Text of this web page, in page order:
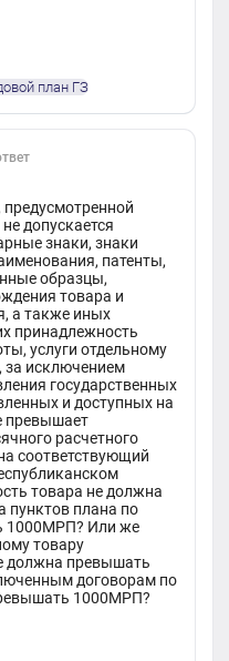
план ГЗ
допускается
знаки, знаки
патенты,
образцы,
товара и
а также иных
принадлежность
услуги отдельному
за исключением
государственных
и доступных на
превышает
расчетного
соответствующий
товара не должна
плана по
1000МРП? Или же
товару
должна превышать
договорам по
1000МРП?